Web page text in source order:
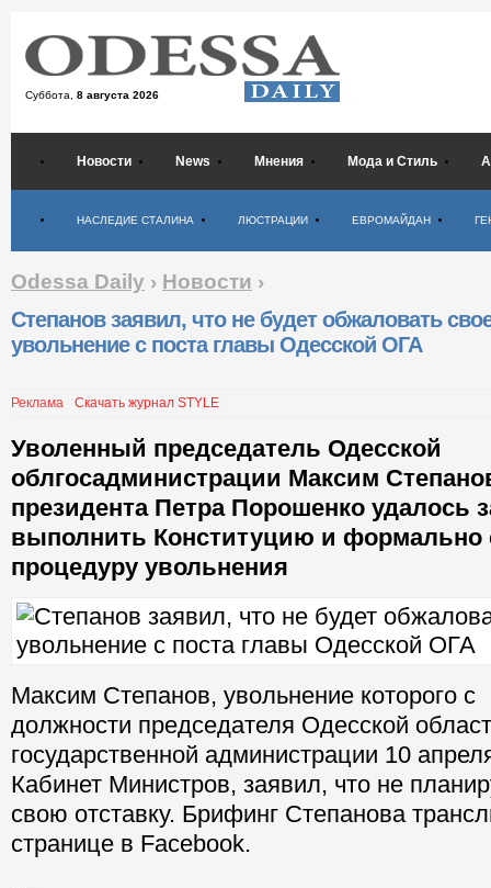
Суббота, 8 августа 2026
Новости News Мнения Мода и Стиль
НАСЛЕДИЕ СТАЛИНА ЛЮСТРАЦИИ ЕВРОМАЙДАН
Odessa Daily › Новости ›
Степанов заявил, что не будет обжаловать
увольнение с поста главы Одесской ОГА
Реклама Скачать журнал STYLE
Уволенный председатель Одесской
облгосадминистрации Максим
президента Петра Порошенко удалось
выполнить Конституцию и формально
процедуру увольнения
Максим Степанов, увольнение которого с
должности председателя Одесской
государственной администрации 10
Кабинет Министров, заявил, что не
свою отставку. Брифинг Степанова
странице в Facebook.